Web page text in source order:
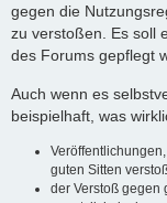
gegen die
zu verstoßen. Es soll
des Forums gepflegt
Auch wenn es
beispielhaft, was
guten Sitten
der Verstoß gegen